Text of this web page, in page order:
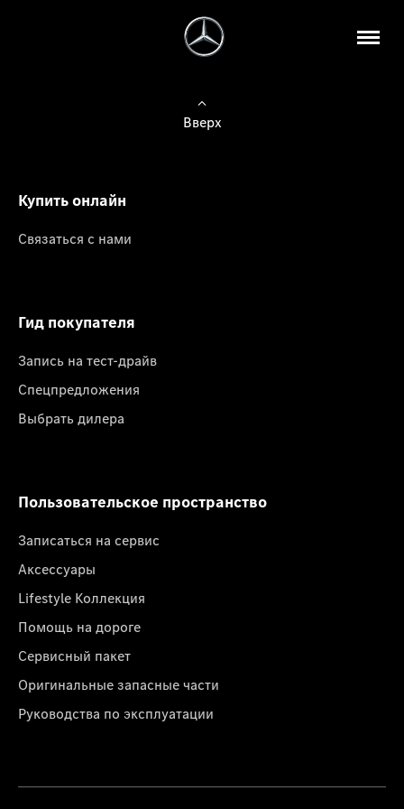
Вверх
Купить онлайн
Связаться с нами
Гид покупателя
Запись на тест-драйв
Спецпредложения
Выбрать дилера
Пользовательское пространство
Записаться на сервис
Аксессуары
Lifestyle Коллекция
Помощь на дороге
Сервисный пакет
Оригинальные запасные части
Руководства по эксплуатации